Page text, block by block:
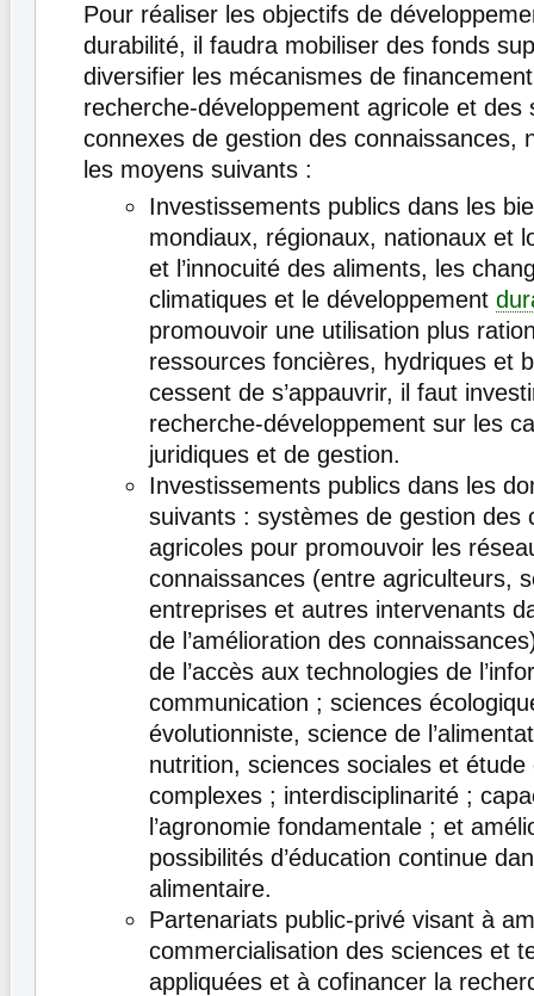
Pour réaliser les objectifs de
durabilité, il faudra mobiliser des fonds
diversifier les mécanismes de
recherche-développement agricole et des
connexes de gestion des connaissances,
les moyens suivants :
Investissements publics dans les
mondiaux, régionaux, nationaux et
et l’innocuité des aliments, les
climatiques et le développement
promouvoir une utilisation plus
ressources foncières, hydriques et
cessent de s’appauvrir, il faut
recherche-développement sur les
juridiques et de gestion.
Investissements publics dans les
suivants : systèmes de gestion des
agricoles pour promouvoir les
connaissances (entre agriculteurs,
entreprises et autres intervenants
de l’amélioration des
de l’accès aux technologies de
communication ; sciences
évolutionniste, science de
nutrition, sciences sociales et
complexes ; interdisciplinarité ;
l’agronomie fondamentale ; et
possibilités d’éducation continue
alimentaire.
Partenariats public-privé visant à
commercialisation des sciences et
appliquées et à cofinancer la